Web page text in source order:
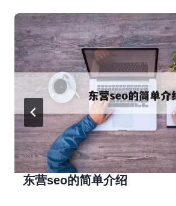
东营seo的简单介绍